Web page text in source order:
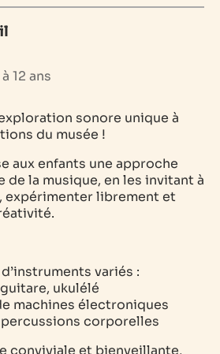
12 ans
sonore unique à
du musée !
aux enfants une approche
de la musique, en les invitant à
expérimenter librement et
variés :
ukulélé
machines électroniques
corporelles
conviviale et bienveillante,